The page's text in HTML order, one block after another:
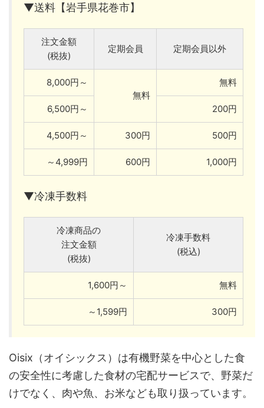
▼送料【岩手県花巻市】
注文金額
(税抜)
定期会員 定期会員以外
8,000円～
無料
無料
6,500円～ 200円
4,500円～ 300円 500円
～4,999円 600円 1,000円
▼冷凍手数料
冷凍商品の
注文金額
(税抜)
冷凍手数料
(税込)
1,600円～ 無料
～1,599円 300円
Oisix（オイシックス）は有機野菜を中心とした食
の安全性に考慮した食材の宅配サービスで、野菜だ
けでなく、肉や魚、お米なども取り扱っています。